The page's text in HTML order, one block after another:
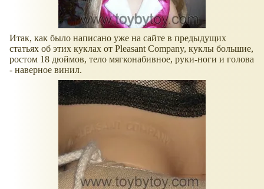
Итак, как было написано уже на сайте в предыдущих
статьях об этих куклах от Pleasant Company, куклы большие,
ростом 18 дюймов, тело мягконабивное, руки-ноги и голова
- наверное винил.